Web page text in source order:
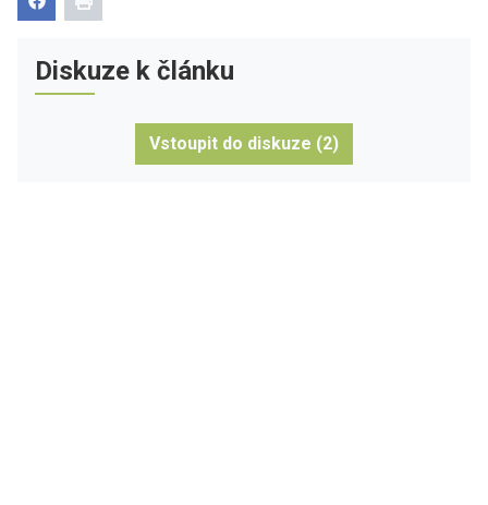
Diskuze k článku
Vstoupit do diskuze (2)